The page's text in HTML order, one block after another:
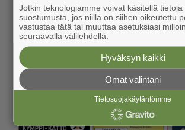
Jotkin teknologiamme voivat käsitellä tietoja
suostumusta, jos niillä on siihen oikeutettu
vastustaa tätä tai muuttaa asetuksiasi
seuraavalla välilehdellä.
Hyväksyn kaikki
Omat valintani
Tietosuojakäytäntömme